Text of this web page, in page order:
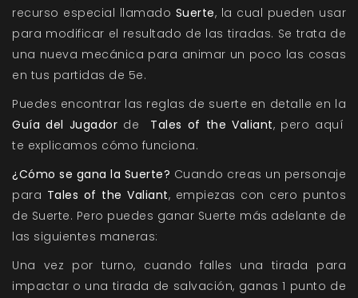
recurso especial llamado Suerte, la cual pueden usar
para modificar el resultado de las tiradas. Se trata de
una nueva mecánica para animar un poco las cosas
en tus partidas de 5e.
Puedes encontrar las reglas de suerte en detalle en la
Guía del Jugador de Tales of the Valiant, pero aquí
te explicamos cómo funciona.
¿Cómo se gana la Suerte? Cuando creas un personaje
para Tales of the Valiant, empiezas con cero puntos
de Suerte. Pero puedes ganar Suerte más adelante de
las siguientes maneras:
Una vez por turno, cuando falles una tirada para
impactar o una tirada de salvación, ganas 1 punto de